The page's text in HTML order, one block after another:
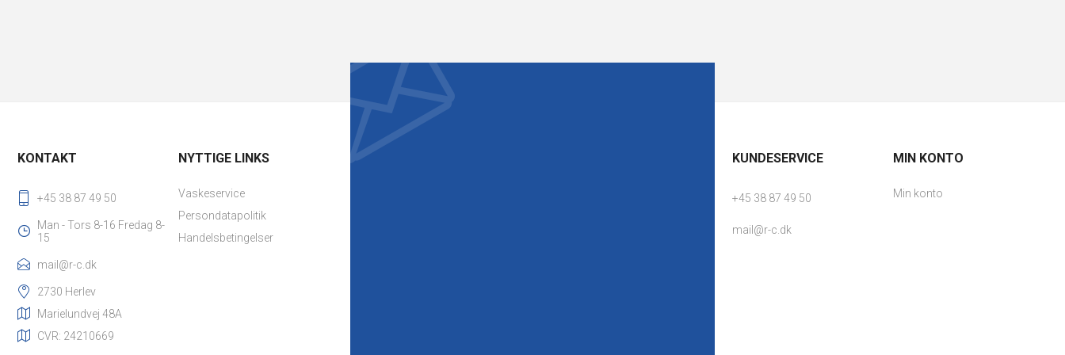
KONTAKT
+45 38 87 49 50
Man - Tors 8-16 Fredag 8-
15
mail@r-c.dk
2730 Herlev
Marielundvej 48A
CVR: 24210669
NYTTIGE LINKS
Vaskeservice
Persondatapolitik
Handelsbetingelser
KUNDESERVICE
+45 38 87 49 50
mail@r-c.dk
MIN KONTO
Min konto